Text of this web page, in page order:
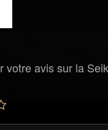
votre avis sur la